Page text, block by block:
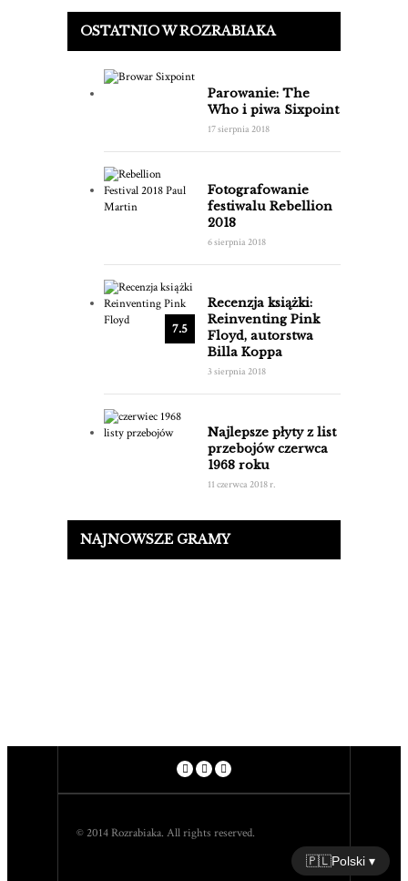
OSTATNIO W ROZRABIAKA
Parowanie: The
Who i piwa Sixpoint
17 sierpnia 2018
Fotografowanie
festiwalu Rebellion
2018
6 sierpnia 2018
7.5
Recenzja książki:
Reinventing Pink
Floyd, autorstwa
Billa Koppa
3 sierpnia 2018
Najlepsze płyty z list
przebojów czerwca
1968 roku
11 czerwca 2018 r.
NAJNOWSZE GRAMY
© 2014 Rozrabiaka. All rights reserved.
🇵🇱Polski ▾